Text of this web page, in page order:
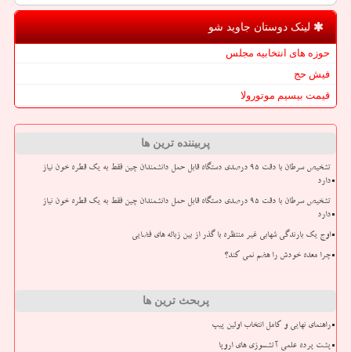
لینک دوستان جاوید شو
حوزه های انتخابیه مجلس
فیش حج
قیمت بیسیم موتورولا
پربیننده ترین ها
تشخیص سرطان با دقت ۹۵ درصدی دستگاه قابل حمل دانشمندان چین فقط به یک قطره خون نیاز
دارد
تشخیص سرطان با دقت ۹۵ درصدی دستگاه قابل حمل دانشمندان چین فقط به یک قطره خون نیاز
دارد
اوج یک بارندگی شهابی غیر منتظره با گذر از بین زباله های فضایی
چرا معده خودش را هضم نمی کند؟
پربحث ترین ها
راهنمای نهایی و کامل انتخاب اولین پیپ
پشت پرده علمی آتشسوزی های اروپا